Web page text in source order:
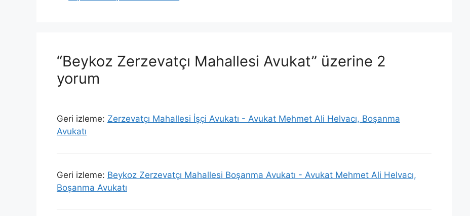
“Beykoz Zerzevatçı Mahallesi Avukat” üzerine 2
yorum
Geri izleme: Zerzevatçı Mahallesi İşçi Avukatı - Avukat Mehmet Ali Helvacı, Boşanma
Avukatı
Geri izleme: Beykoz Zerzevatçı Mahallesi Boşanma Avukatı - Avukat Mehmet Ali Helvacı,
Boşanma Avukatı